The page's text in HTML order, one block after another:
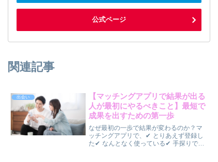
公式ページ
関連記事
出会い
【マッチングアプリで結果が出る
人が最初にやるべきこと】最短で
成果を出すための第一歩
なぜ最初の一歩で結果が変わるのか？マ
ッチングアプリで、✔ とりあえず登録し
た✔ なんとなく使っている✔ 手探りで進